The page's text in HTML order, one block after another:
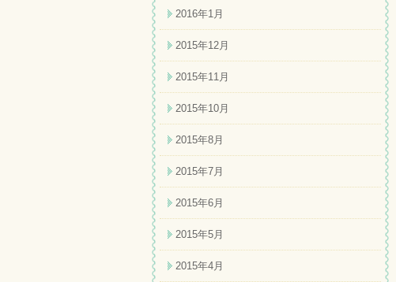
2016年1月
2015年12月
2015年11月
2015年10月
2015年8月
2015年7月
2015年6月
2015年5月
2015年4月